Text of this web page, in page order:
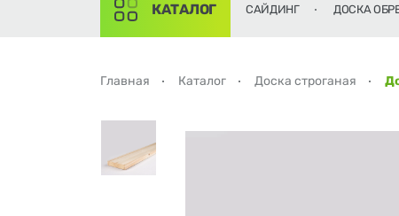
КАТАЛОГ САЙДИНГ ДОСКА
Главная Каталог Доска строганая